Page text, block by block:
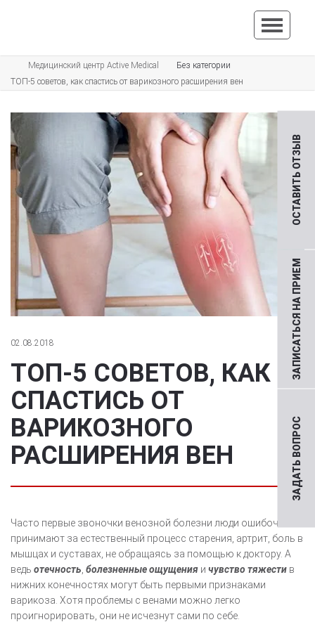
ЗАДАТЬ ВОПРОС
ЗАПИСАТЬСЯ НА ПРИЕМ
ОСТАВИТЬ ОТЗЫВ
Медицинский центр Active Medical
Без категории
ТОП-5 советов, как спастись от варикозного расширения вен
02.08.2018
ТОП-5 СОВЕТОВ, КАК
СПАСТИСЬ ОТ
ВАРИКОЗНОГО
РАСШИРЕНИЯ ВЕН
Часто первые звоночки венозной болезни люди ошибочно
принимают за естественный процесс старения, артрит, боль в
мышцах и суставах, не обращаясь за помощью к доктору. А
ведь отечность болезненные ощущения и чувство тяжести в
нижних конечностях могут быть первыми признаками
варикоза. Хотя проблемы с венами можно легко
проигнорировать, они не исчезнут сами по себе.